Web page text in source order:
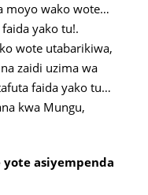
moyo wako wote…
yako tu!.
wote utabarikiwa,
zaidi uzima wa
faida yako tu…
kwa Mungu,
asiyempenda